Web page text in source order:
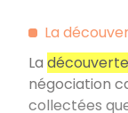
La
La découverte
négociation
collectées